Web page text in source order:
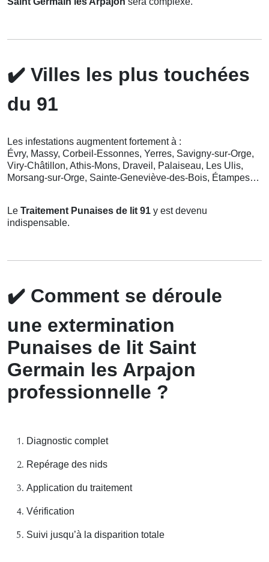
✔️ Villes les plus touchées
du 91
Les infestations augmentent fortement à :
Évry, Massy, Corbeil-Essonnes, Yerres, Savigny-sur-Orge,
Viry-Châtillon, Athis-Mons, Draveil, Palaiseau, Les Ulis,
Morsang-sur-Orge, Sainte-Geneviève-des-Bois, Étampes…
Le Traitement Punaises de lit 91 y est devenu
indispensable.
✔️ Comment se déroule
une extermination
Punaises de lit Saint
Germain les Arpajon
professionnelle ?
Diagnostic complet
Repérage des nids
Application du traitement
Vérification
Suivi jusqu’à la disparition totale